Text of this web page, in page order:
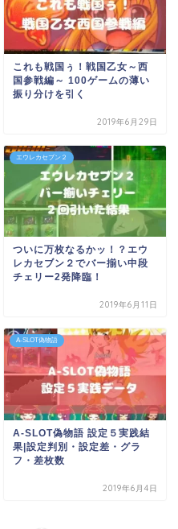
これも戦国ぅ！戦国乙女～西
国参戦編～ 100ゲームの薄い
振り分けを引く
2019年6月29日
エウレカセブン２
ついに万枚なるかッ！？エウ
レカセブン２でバー揃い中段
チェリー2発降臨！
2019年6月11日
A-SLOT偽物語
A-SLOT偽物語 設定５実践結
果|設定判別・設定差・グラ
フ・差枚数
2019年6月4日